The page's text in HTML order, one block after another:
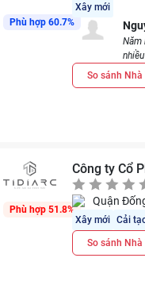
Về
thực
同
そ
品
は
Phù hợp 60.7%
Xây mới
Năm
nhà
xây
nhà
Việc
Khi
So sánh Nhà
Phù hợp 51.8%
Công ty Cổ
Quận
Xây mới Cải
So sánh Nhà